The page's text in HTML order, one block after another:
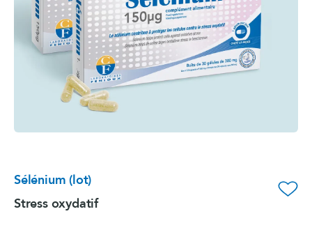
Sélénium (lot) favorite_border
Stress oxydatif